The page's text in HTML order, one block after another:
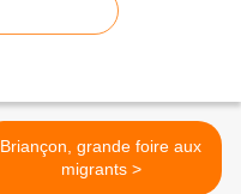
Briançon, grande foire aux
migrants >